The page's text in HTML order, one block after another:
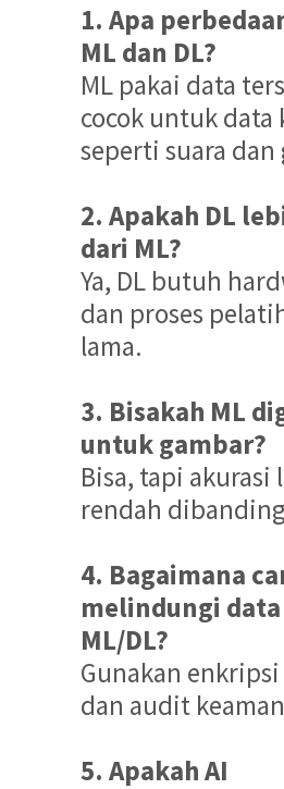
1. Apa
ML dan DL?
ML pakai data
cocok untuk data
seperti suara dan
2. Apakah DL
dari ML?
Ya, DL butuh
dan proses
lama.
3. Bisakah ML
untuk gambar?
Bisa, tapi akurasi
rendah
4. Bagaimana
melindungi
ML/DL?
Gunakan enkripsi
dan audit
5. Apakah AI